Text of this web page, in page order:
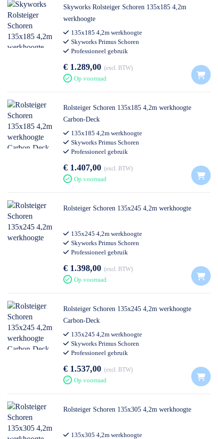
✅ Volgende werkdag op locatie
✅ Meedenkende klantenservice
✅ Contact:
Skyworks Rolsteiger Schoren 135x185 4,2m
werkhoogte
135x185 4,2m werkhoogte
Skyworks Primus Schoren
Professioneel gebruik
€ 1.289,00 excl. BTW
Op voorraad
Rolsteiger Schoren 135x185 4,2m werkhoogte
Carbon-Deck
135x185 4,2m werkhoogte
Skyworks Primus Schoren
Professioneel gebruik
€ 1.407,00 excl. BTW
Op voorraad
Rolsteiger Schoren 135x245 4,2m werkhoogte
135x245 4,2m werkhoogte
Skyworks Primus Schoren
Professioneel gebruik
€ 1.398,00 excl. BTW
Op voorraad
Rolsteiger Schoren 135x245 4,2m werkhoogte
Carbon-Deck
135x245 4,2m werkhoogte
Skyworks Primus Schoren
Professioneel gebruik
€ 1.537,00 excl. BTW
Op voorraad
Rolsteiger Schoren 135x305 4,2m werkhoogte
135x305 4,2m werkhoogte